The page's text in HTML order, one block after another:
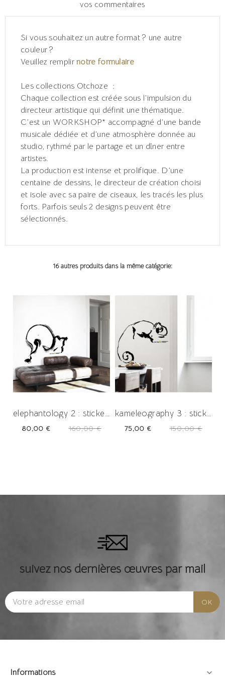
vos commentaires
Si vous souhaitez un autre format ? une autre
couleur ?
Veuillez remplirnotre formulaire
Les collections Otchoze :
Chaque collection est créée sous l’impulsion du
directeur artistique qui définit une thématique.
C’est un WORKSHOP* accompagné d’une bande
musicale dédiée et d’une atmosphère donnée au
studio, rythmé par le partage et un dîner entre
artistes.
La production est intense et prolifique. D’une
centaine de dessins, le directeur de création choisi
et isole avec sa paire de ciseaux, les tracés les plus
forts. Parfois seuls 2 designs peuvent être
sélectionnés.
16 autres produits dans la même catégorie:
-50%
elephantology 2 : sticker œuvre...
Prix
80,00 €
Prix
160,00 €
-50%
kameleography 3 : sticker œuvre...
Prix
75,00 €
Prix
150,00 €
suivez nos dernières œuvres par mail
Informations 